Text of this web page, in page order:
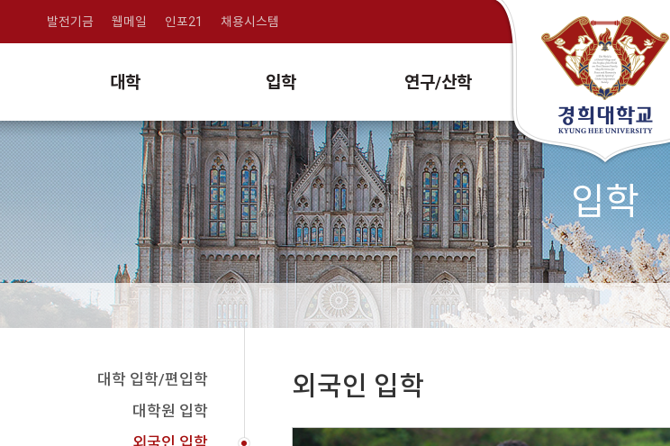
대학 입학 연구/산학
발전기금 웹메일 인포21 채용시스템
입학
대학 입학/편입학
대학원 입학
외국인 입학